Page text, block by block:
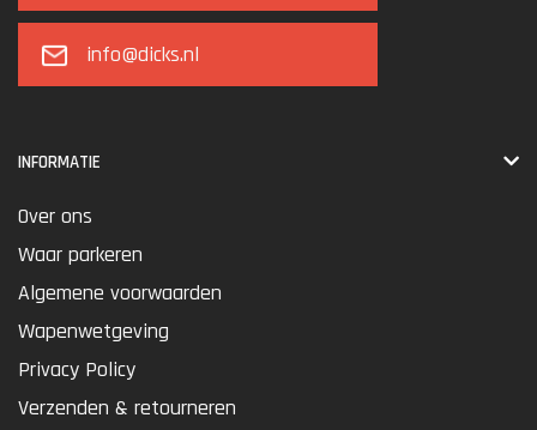
info@dicks.nl
INFORMATIE
Over ons
Waar parkeren
Algemene voorwaarden
Wapenwetgeving
Privacy Policy
Verzenden & retourneren